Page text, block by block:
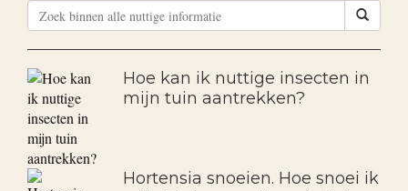
Hoe kan ik nuttige insecten in
mijn tuin aantrekken?
Hortensia snoeien. Hoe snoei ik